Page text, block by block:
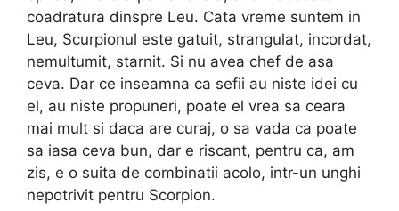
coadratura dinspre Leu. Cata vreme suntem in
Leu, Scurpionul este gatuit, strangulat, incordat,
nemultumit, starnit. Si nu avea chef de asa
ceva. Dar ce inseamna ca sefii au niste idei cu
el, au niste propuneri, poate el vrea sa ceara
mai mult si daca are curaj, o sa vada ca poate
sa iasa ceva bun, dar e riscant, pentru ca, am
zis, e o suita de combinatii acolo, intr-un unghi
nepotrivit pentru Scorpion.